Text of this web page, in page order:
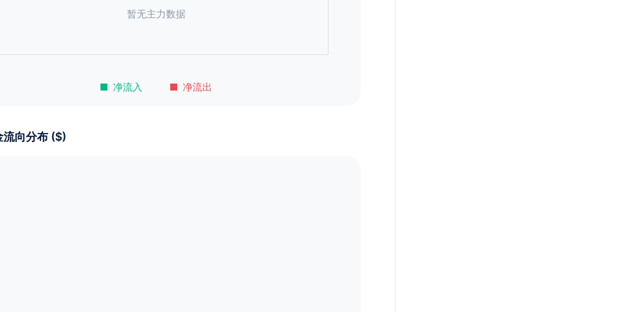
净流入 净流出
暂无主力数据
向分布 ($)